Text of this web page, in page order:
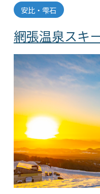
網張温泉スキ
安比・雫石